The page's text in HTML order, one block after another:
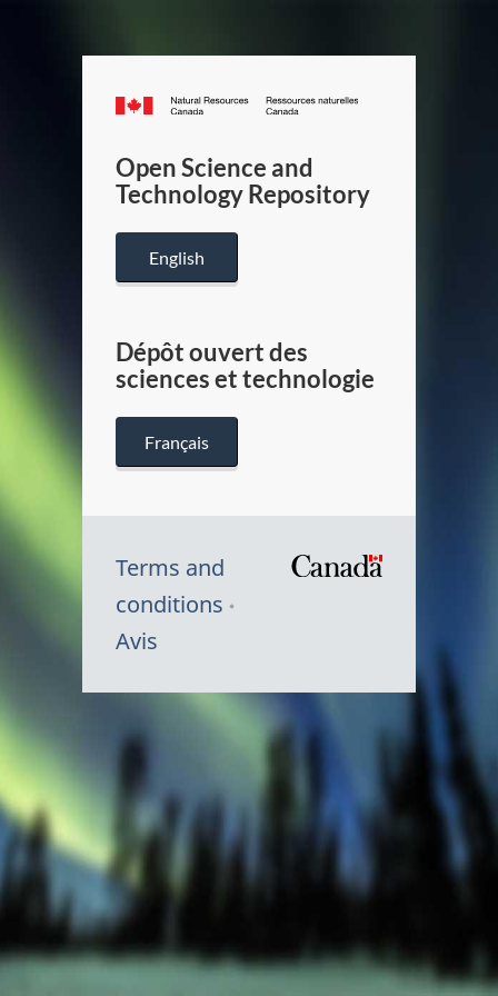
Canada.ca
/
Canada
Open Science and
Technology Repository
English
Dépôt ouvert des
sciences et technologie
Français
Terms and
conditions
Avis
Canada